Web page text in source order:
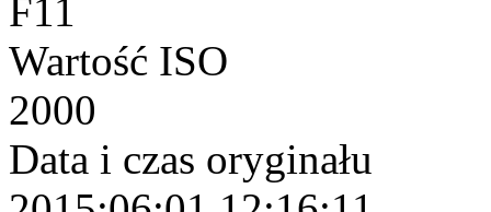
F11
Wartość ISO
2000
Data i czas oryginału